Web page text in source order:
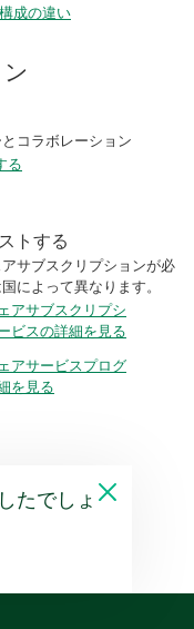
成の違い
コラボレーション
る
トする
サブスクリプションが必
によって異なります。
アサブスクリプシ
ビスの詳細を見る
アサービスプログ
を見る
たでしょ